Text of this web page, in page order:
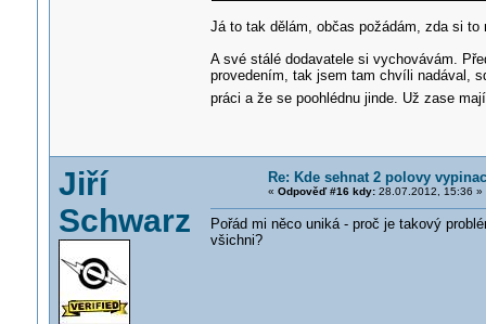
Já to tak dělám, občas požádám, zda si to
A své stálé dodavatele si vychovávám.
provedením, tak jsem tam chvíli nadával,
práci a že se poohlédnu jinde. Už zase
Jiří
Schwarz
Re: Kde sehnat 2 polovy
« Odpověď #16 kdy:28.07.2012, 15:36 »
Pořád mi něco uniká - proč je takový
všichni?